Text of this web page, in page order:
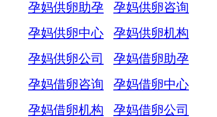
孕妈供卵助孕
孕妈供卵咨询
孕妈供卵中心
孕妈供卵机构
孕妈供卵公司
孕妈借卵助孕
孕妈借卵咨询
孕妈借卵中心
孕妈借卵机构
孕妈借卵公司